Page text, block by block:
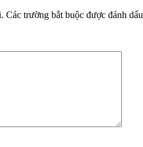
Các trường bắt buộc được đánh dấu